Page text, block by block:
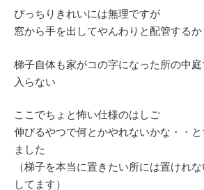
ぴっちりきれいには無理ですが
窓から手を出してやんわりと配管するか
梯子自体も家がコの字になった所の中
入らない
ここでちょと怖い仕様のはしご
伸びるやつで何とかやれないかな・・
ました
（梯子を本当に置きたい所には置けれ
してます）